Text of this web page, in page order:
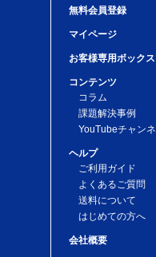
無料会員登録
マイページ
お客様専用ボックス
コンテンツ
コラム
課題解決事例
YouTubeチャン
ヘルプ
ご利用ガイド
よくあるご質問
送料について
はじめての方へ
会社概要